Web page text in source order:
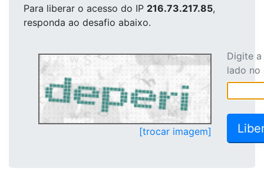
Para liberar o acesso do IP 216.73.217.85,
responda ao desafio abaixo.
[trocar imagem]
Digite
lado no